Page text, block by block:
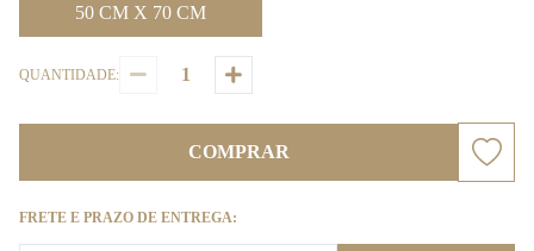
50 CM X 70 CM
QUANTIDADE:
COMPRAR
FRETE E PRAZO DE ENTREGA: